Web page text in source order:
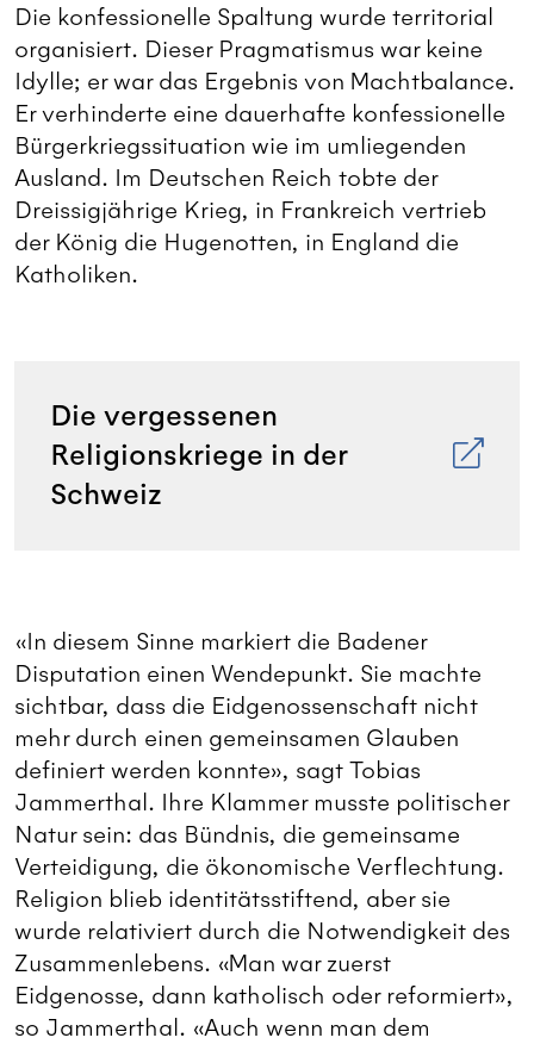
Die konfessionelle Spaltung wurde territorial
organisiert. Dieser Pragmatismus war keine
Idylle; er war das Ergebnis von Machtbalance.
Er verhinderte eine dauerhafte konfessionelle
Bürgerkriegssituation wie im umliegenden
Ausland. Im Deutschen Reich tobte der
Dreissigjährige Krieg, in Frankreich vertrieb
der König die Hugenotten, in England die
Katholiken.
Die vergessenen
Religionskriege in der
Schweiz
«In diesem Sinne markiert die Badener
Disputation einen Wendepunkt. Sie machte
sichtbar, dass die Eidgenossenschaft nicht
mehr durch einen gemeinsamen Glauben
definiert werden konnte», sagt Tobias
Jammerthal. Ihre Klammer musste politischer
Natur sein: das Bündnis, die gemeinsame
Verteidigung, die ökonomische Verflechtung.
Religion blieb identitätsstiftend, aber sie
wurde relativiert durch die Notwendigkeit des
Zusammenlebens. «Man war zuerst
Eidgenosse, dann katholisch oder reformiert»,
so Jammerthal. «Auch wenn man dem